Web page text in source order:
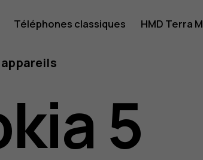
Téléphones classiques HMD Terra M
5